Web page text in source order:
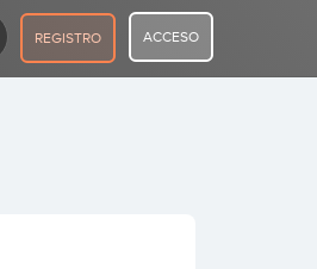
REGISTRO ACCESO